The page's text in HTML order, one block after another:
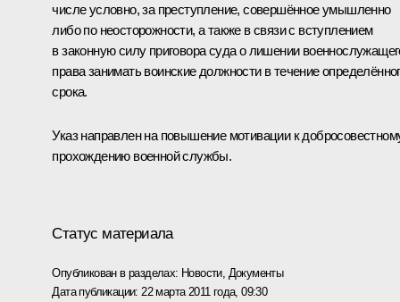
числе условно, за преступление, совершённое умышленно
либо по неосторожности, а также в связи с вступлением
в законную силу приговора суда о лишении
права занимать воинские должности в течение
срока.
Указ направлен на повышение мотивации к
прохождению военной службы.
Статус материала
Опубликован в разделах: Новости, Документы
Дата публикации: 22 марта 2011 года, 09:30